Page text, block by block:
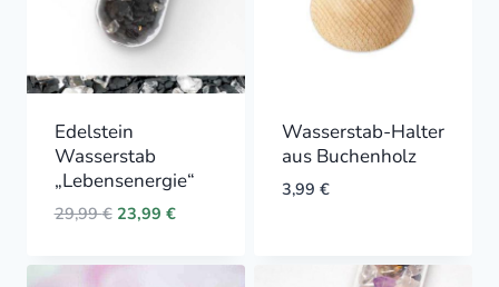
Edelstein
Wasserstab
„Lebensenergie“
29,99€ Original
23,99 €Current
Wasserstab-Halter
aus Buchenholz
3,99 €